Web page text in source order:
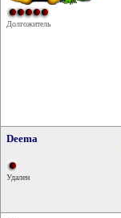
Долгожитель
Deema
Удален